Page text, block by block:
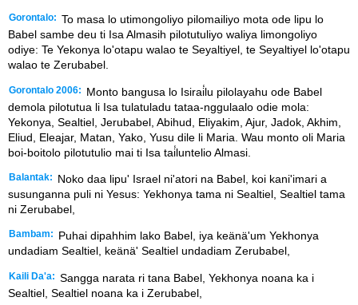
Gorontalo: To masa lo utimongoliyo pilomailiyo mota ode lipu lo
Babel sambe deu ti Isa Almasih pilotutuliyo waliya limongoliyo
odiye: Te Yekonya lo'otapu walao te Seyaltiyel, te Seyaltiyel lo'otapu
walao te Zerubabel.
Gorontalo 2006:
Monto bangusa lo Isirai̒lu pilolayahu ode Babel
demola pilotutua li Isa tulatuladu tataa-nggulaalo odie mola:
Yekonya, Sealtiel, Jerubabel, Abihud, Eliyakim, Ajur, Jadok, Akhim,
Eliud, Eleajar, Matan, Yako, Yusu dile li Maria. Wau monto oli Maria
boi-boitolo pilotutulio mai ti Isa tai̒luntelio Almasi.
Balantak:
Noko daa lipu' Israel ni'atori na Babel, koi kani'imari a
susunganna puli ni Yesus: Yekhonya tama ni Sealtiel, Sealtiel tama
ni Zerubabel,
Bambam:
Puhai dipahhim lako Babel, iya keänä'um Yekhonya
undadiam Sealtiel, keänä' Sealtiel undadiam Zerubabel,
Kaili Da'a: Sangga narata ri tana Babel, Yekhonya noana ka i
Sealtiel, Sealtiel noana ka i Zerubabel,